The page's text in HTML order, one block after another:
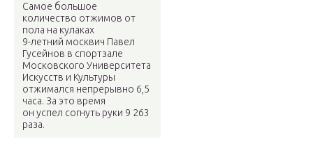
Самое большое
количество отжимов от
пола на кулаках
9-летний москвич Павел
Гусейнов в спортзале
Московского Университета
Искусств и Культуры
отжимался непрерывно 6,5
часа. За это время
он успел согнуть руки 9 263
раза.